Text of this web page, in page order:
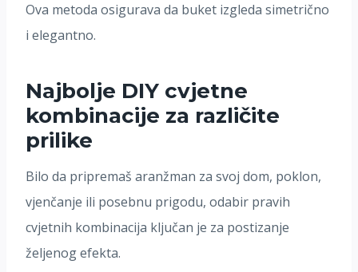
Ova metoda osigurava da buket izgleda simetrično
i elegantno.
Najbolje DIY cvjetne
kombinacije za različite
prilike
Bilo da pripremaš aranžman za svoj dom, poklon,
vjenčanje ili posebnu prigodu, odabir pravih
cvjetnih kombinacija ključan je za postizanje
željenog efekta.